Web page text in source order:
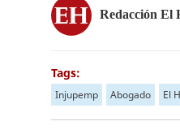
Redacción El
Tags:
Injupemp Abogado El